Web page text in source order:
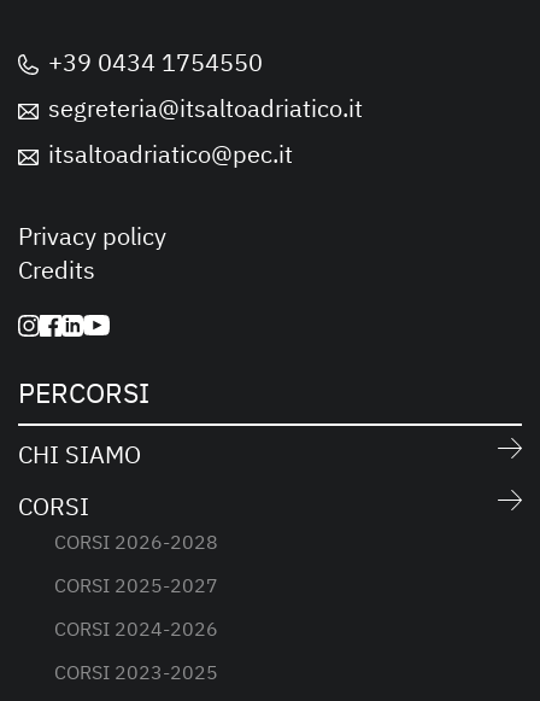
+39 0434 1754550
segreteria@itsaltoadriatico.it
itsaltoadriatico@pec.it
Privacy policy
Credits
PERCORSI
CHI SIAMO
CORSI
CORSI 2026-2028
CORSI 2025-2027
CORSI 2024-2026
CORSI 2023-2025